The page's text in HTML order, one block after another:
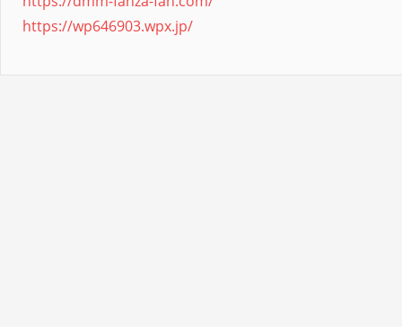
https://wp646903.wpx.jp/